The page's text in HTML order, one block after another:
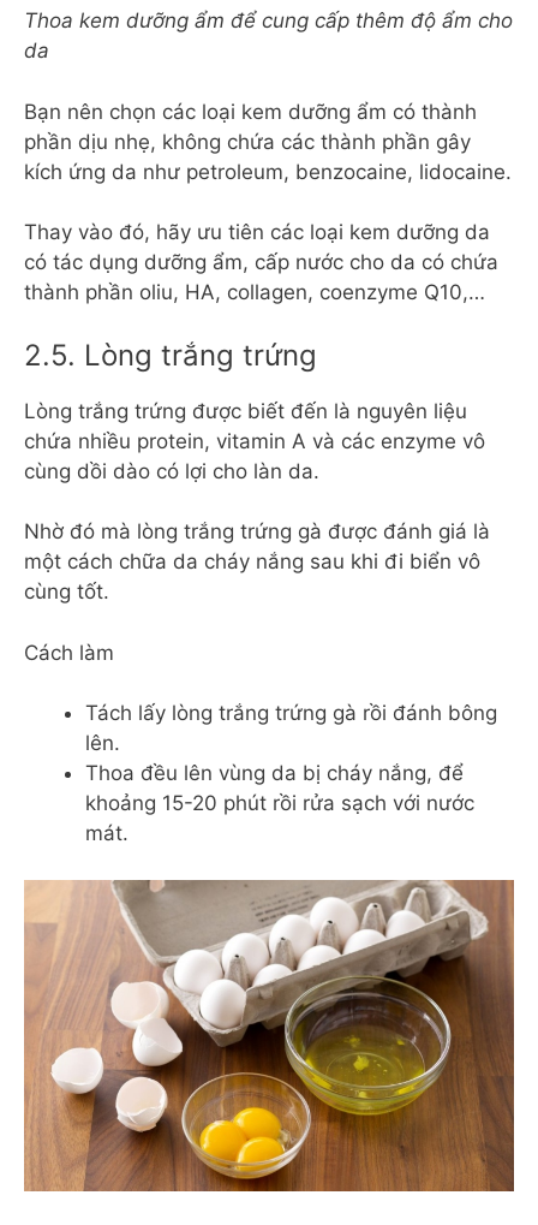
Thoa kem dưỡng ẩm để cung cấp thêm độ ẩm cho
da
Bạn nên chọn các loại kem dưỡng ẩm có thành
phần dịu nhẹ, không chứa các thành phần gây
kích ứng da như petroleum, benzocaine, lidocaine.
Thay vào đó, hãy ưu tiên các loại kem dưỡng da
có tác dụng dưỡng ẩm, cấp nước cho da có chứa
thành phần oliu, HA, collagen, coenzyme Q10,…
2.5. Lòng trắng trứng
Lòng trắng trứng được biết đến là nguyên liệu
chứa nhiều protein, vitamin A và các enzyme vô
cùng dồi dào có lợi cho làn da.
Nhờ đó mà lòng trắng trứng gà được đánh giá là
một cách chữa da cháy nắng sau khi đi biển vô
cùng tốt.
Cách làm
Tách lấy lòng trắng trứng gà rồi đánh bông
lên.
Thoa đều lên vùng da bị cháy nắng, để
khoảng 15-20 phút rồi rửa sạch với nước
mát.